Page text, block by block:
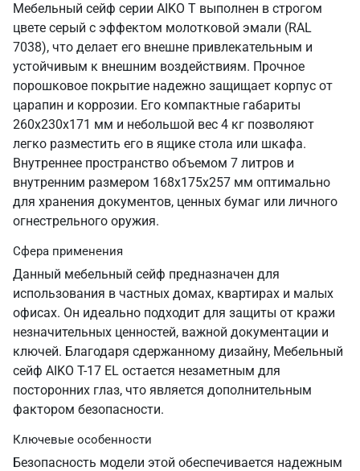
Мебельный сейф серии AIKO T выполнен в строгом
цвете серый с эффектом молотковой эмали (RAL
7038), что делает его внешне привлекательным и
устойчивым к внешним воздействиям. Прочное
порошковое покрытие надежно защищает корпус от
царапин и коррозии. Его компактные габариты
260х230х171 мм и небольшой вес 4 кг позволяют
легко разместить его в ящике стола или шкафа.
Внутреннее пространство объемом 7 литров и
внутренним размером 168х175х257 мм оптимально
для хранения документов, ценных бумаг или личного
огнестрельного оружия.
Сфера применения
Данный мебельный сейф предназначен для
использования в частных домах, квартирах и малых
офисах. Он идеально подходит для защиты от кражи
незначительных ценностей, важной документации и
ключей. Благодаря сдержанному дизайну, Мебельный
сейф AIKO Т-17 EL остается незаметным для
посторонних глаз, что является дополнительным
фактором безопасности.
Ключевые особенности
Безопасность модели этой обеспечивается надежным